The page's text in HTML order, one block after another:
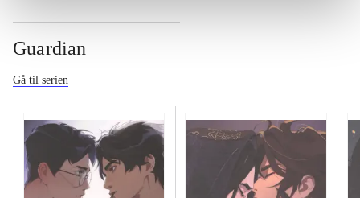
Guardian
Gå til serien